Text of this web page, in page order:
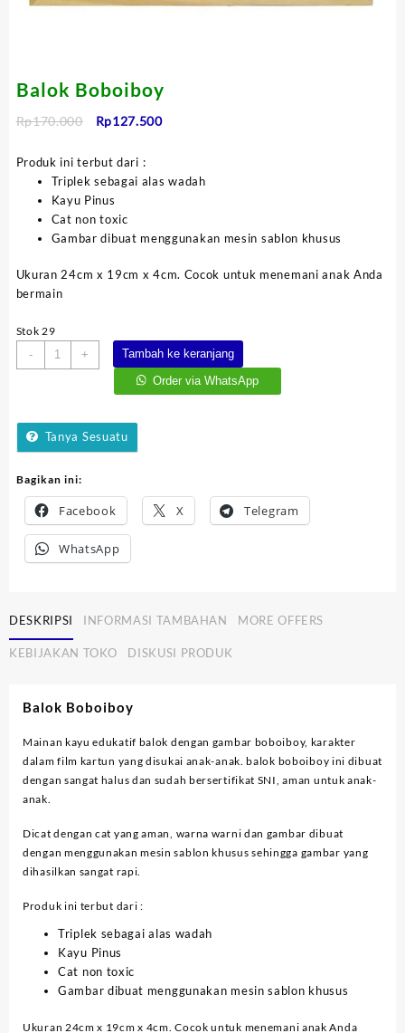
Balok Boboiboy
Rp170.000
Harga
adalah:
Rp170.000.
Rp127.500Harga
adalah:
Produk ini terbut dari :
Triplek sebagai alas wadah
Kayu Pinus
Cat non toxic
Gambar dibuat menggunakan mesin sablon khusus
Ukuran 24cm x 19cm x 4cm. Cocok untuk menemani anak Anda
bermain
Stok 29
-
Kuantitas
Balok
+
Tambah ke keranjang
Order via WhatsApp
Tanya Sesuatu
Bagikan ini:
Facebook X Telegram
WhatsApp
DESKRIPSI INFORMASI TAMBAHAN MORE OFFERS
KEBIJAKAN TOKO DISKUSI PRODUK
Balok Boboiboy
Mainan kayu edukatif balok dengan gambar boboiboy, karakter
dalam film kartun yang disukai anak-anak. balok boboiboy ini dibuat
dengan sangat halus dan sudah bersertifikat SNI, aman untuk anak-
anak.
Dicat dengan cat yang aman, warna warni dan gambar dibuat
dengan menggunakan mesin sablon khusus sehingga gambar yang
dihasilkan sangat rapi.
Produk ini terbut dari :
Triplek sebagai alas wadah
Kayu Pinus
Cat non toxic
Gambar dibuat menggunakan mesin sablon khusus
Ukuran 24cm x 19cm x 4cm. Cocok untuk menemani anak Anda